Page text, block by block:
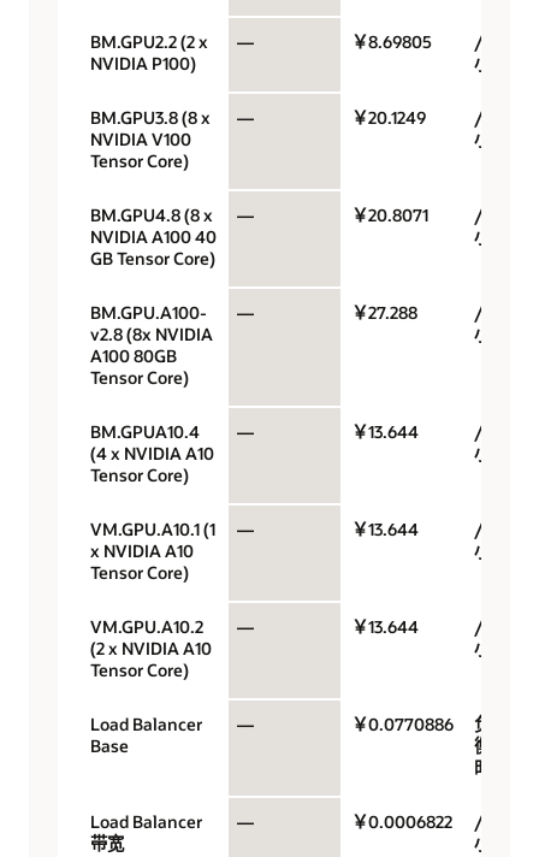
BM.GPU2.2 (2 x
NVIDIA P100)
— ￥8.69805
/GPU/
小时
BM.GPU3.8 (8 x
NVIDIA V100
Tensor Core)
— ￥20.1249
/GPU/
小时
BM.GPU4.8 (8 x
NVIDIA A100 40
GB Tensor Core)
— ￥20.8071
/GPU/
小时
BM.GPU.A100-
v2.8 (8x NVIDIA
A100 80GB
Tensor Core)
— ￥27.288
/GPU/
小时
BM.GPUA10.4
(4 x NVIDIA A10
Tensor Core)
— ￥13.644
/GPU/
小时
VM.GPU.A10.1 (1
x NVIDIA A10
Tensor Core)
— ￥13.644
/GPU/
小时
VM.GPU.A10.2
(2 x NVIDIA A10
Tensor Core)
— ￥13.644
/GPU/
小时
Load Balancer
Base
— ￥0.0770886
负载均
衡器小
时
Load Balancer
带宽
— ￥0.0006822
/Mbps/
小时